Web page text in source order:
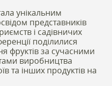
унікальним
представників
і садівничих
поділилися
фруктів за сучасними
виробництва
та інших продуктів на